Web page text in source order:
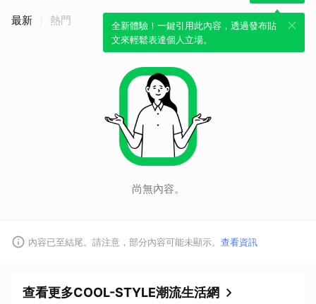
全新體驗！一鍵引用此內容，透過發布貼
文來輕鬆表達個人立場。
最新 熱門
尚無內容。
內容已至結尾。請注意，部分內容可能未顯示。 查看資訊
查看更多COOL-STYLE潮流生活網